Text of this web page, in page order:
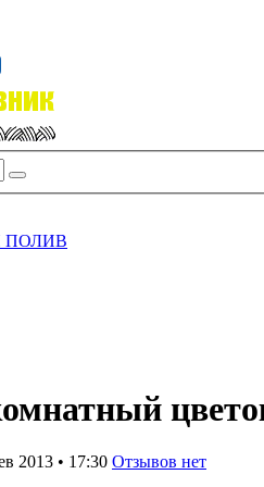
ПОЛИВ
2013 • 17:30 Отзывов нет